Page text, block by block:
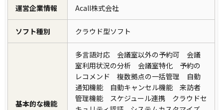
運営企業情報 Acall株式会社
ソフト種別 クラウド型ソフト
基本的な機能
多言語対応 会議室以外の予約可 会議
室利用状況の分析 会議室特化 予約の
レコメンド 複数拠点の一括管理 自動
通知機能 自動キャンセル機能 来訪者
管理機能 スケジュール連携 クラウドセ